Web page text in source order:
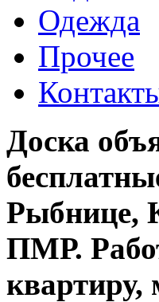
Одежда
Прочее
Доска
Рыбнице,
ПМР.